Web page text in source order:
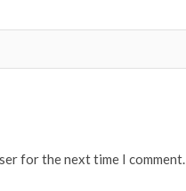
for the next time I comment.